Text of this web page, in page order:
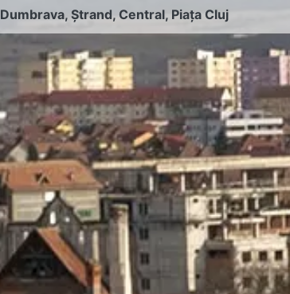
Dumbrava,Ștrand,Central, Piața Cluj